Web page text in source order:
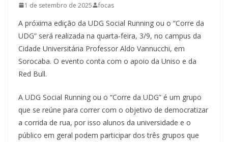
1 de setembro de 2025 focas
A próxima edição da UDG Social Running ou o “Corre da
UDG” será realizada na quarta-feira, 3/9, no campus da
Cidade Universitária Professor Aldo Vannucchi, em
Sorocaba. O evento conta com o apoio da Uniso e da
Red Bull.
A UDG Social Running ou o “Corre da UDG” é um grupo
que se reúne para correr com o objetivo de democratizar
a corrida de rua, por isso alunos da universidade e o
público em geral podem participar dos três grupos que